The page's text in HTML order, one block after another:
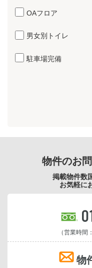
OAフロア
男女別トイレ
駐車場完備
物件のお
掲載物件数
お気軽に
（営業時間
物